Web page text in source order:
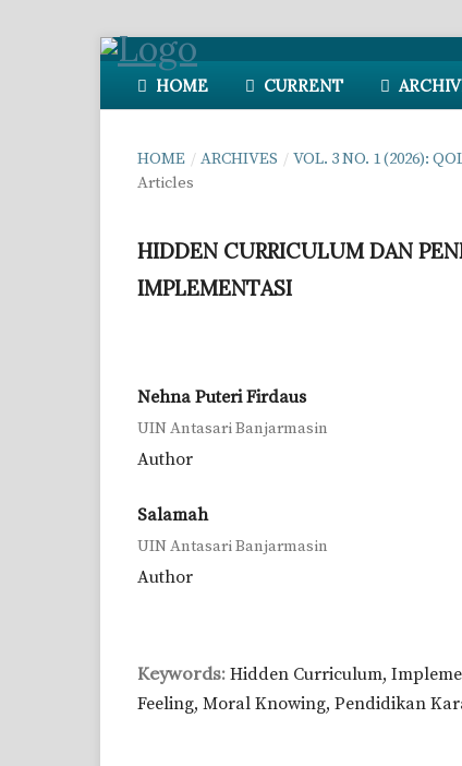
HOME CURRENT
HOME / ARCHIVES / VOL. 3 NO. 1 (2026):
Articles
HIDDEN CURRICULUM DAN
IMPLEMENTASI
Nehna Puteri Firdaus
UIN Antasari Banjarmasin
Author
Salamah
UIN Antasari Banjarmasin
Author
Keywords:Hidden Curriculum,
Feeling, Moral Knowing, Pendidikan